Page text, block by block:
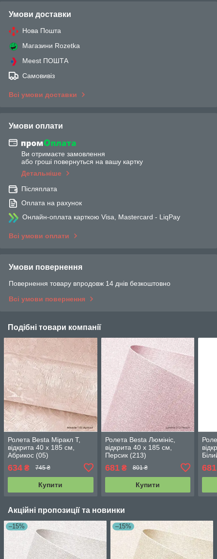
Умови доставки
Нова Пошта
Магазини Rozetka
Meest ПОШТА
Самовивіз
Всі умови доставки
Умови оплати
Ви отримаєте замовлення
або гроші повернуться на вашу картку
Детальніше
Післяплата
Оплата на рахунок
Онлайн-оплата карткою Visa, Mastercard - LiqPay
Всі умови оплати
Умови повернення
Повернення товару впродовж 14 днів безкоштовно
Всі умови повернення
Подібні товари компанії
Ролета Besta Міракл Т,
відкрита 40 х 185 см,
Абрикос (05)
634 ₴ 745 ₴
Купити
Ролета Besta Люмініс,
відкрита 40 х 185 см,
Персик (213)
681₴ 801 ₴
Купити
681
Акційні пропозиції та новинки
–15% –15%